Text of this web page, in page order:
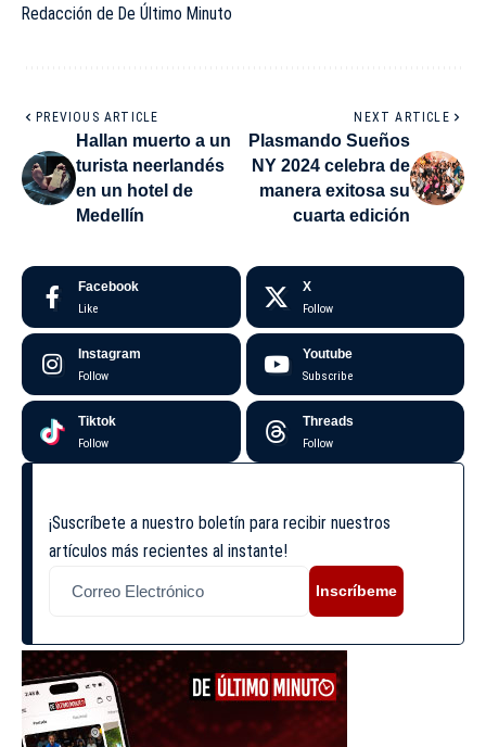
Redacción de De Último Minuto
PREVIOUS ARTICLE
Hallan muerto a un
turista neerlandés
en un hotel de
Medellín
NEXT ARTICLE
Plasmando Sueños
NY 2024 celebra de
manera exitosa su
cuarta edición
Facebook
Like
X
Follow
Instagram
Follow
Youtube
Subscribe
Tiktok
Follow
Threads
Follow
¡Suscríbete a nuestro boletín para recibir nuestros
artículos más recientes al instante!
Inscríbeme